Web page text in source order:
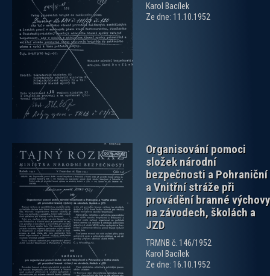
Karol Bacílek
Ze dne: 11.10.1952
Organisování pomoci
složek národní
bezpečnosti a Pohraniční
a Vnitřní stráže při
provádění branné výchovy
na závodech, školách a
JZD
TRMNB č. 146/1952
Karol Bacílek
Ze dne: 16.10.1952
zobrazit PDF dokument
zobrazit PDF dokument